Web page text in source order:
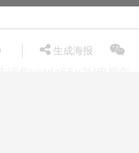
生成海报